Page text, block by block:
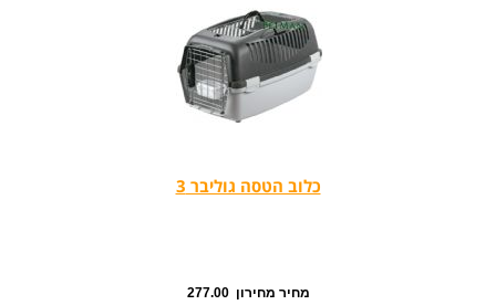
כלוב הטסה גוליבר 3
מחיר מחירון 277.00